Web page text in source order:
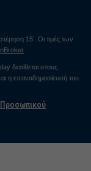
15’. Οι τιμές των
διατίθεται στους
η επαναδημοσίευσή του